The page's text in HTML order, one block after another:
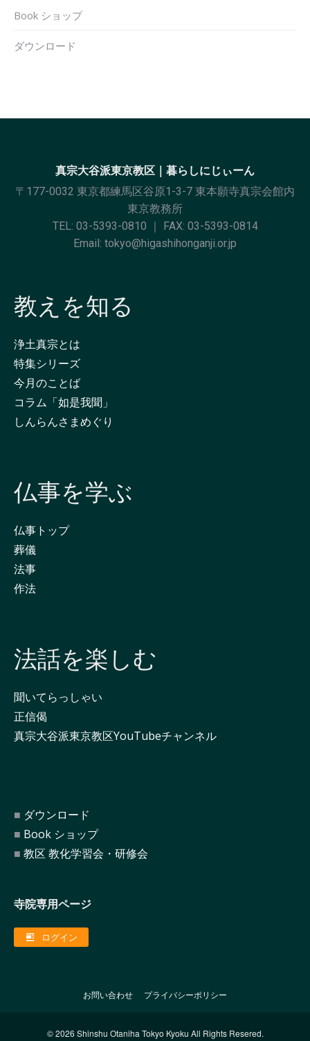
Book ショップ
ダウンロード
真宗大谷派東京教区｜暮らしにじぃーん
〒177-0032 東京都練馬区谷原1-3-7 東本願寺真宗会館内
東京教務所
TEL: 03-5393-0810 ｜ FAX: 03-5393-0814
Email: tokyo@higashihonganji.or.jp
教えを知る
浄土真宗とは
特集シリーズ
今月のことば
コラム「如是我聞」
しんらんさまめぐり
仏事を学ぶ
仏事トップ
葬儀
法事
作法
法話を楽しむ
聞いてらっしゃい
正信偈
真宗大谷派東京教区YouTubeチャンネル
ダウンロード
Book ショップ
教区 教化学習会・研修会
寺院専用ページ
ログイン
お問い合わせ プライバシーポリシー
© 2026 Shinshu Otaniha Tokyo Kyoku All Rights Resered.